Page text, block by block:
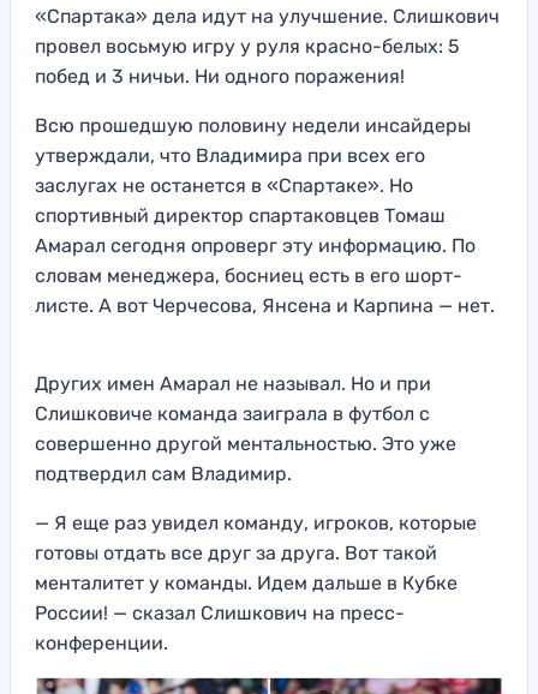
«Спартака» дела идут на улучшение. Слишкович
провел восьмую игру у руля красно-белых: 5
побед и 3 ничьи. Ни одного поражения!
Всю прошедшую половину недели инсайдеры
утверждали, что Владимира при всех его
заслугах не останется в «Спартаке». Но
спортивный директор спартаковцев Томаш
Амарал сегодня опроверг эту информацию. По
словам менеджера, босниец есть в его шорт-
листе. А вот Черчесова, Янсена и Карпина — нет.
Других имен Амарал не называл. Но и при
Слишковиче команда заиграла в футбол с
совершенно другой ментальностью. Это уже
подтвердил сам Владимир.
— Я еще раз увидел команду, игроков, которые
готовы отдать все друг за друга. Вот такой
менталитет у команды. Идем дальше в Кубке
России! — сказал Слишкович на пресс-
конференции.